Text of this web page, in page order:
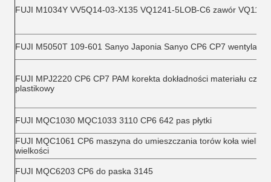
FUJI M1034Y VV5Q14-03-X135 VQ1241-5LOB-C6 zawór
FUJI M5050T 109-601 Sanyo Japonia Sanyo CP6 CP7 wentylator
FUJI MPJ2220 CP6 CP7 PAM korekta dokładności materiału
plastikowy
FUJI MQC1030 MQC1033 3110 CP6 642 pas płytki
FUJI MQC1061 CP6 maszyna do umieszczania torów koła
wielkości
FUJI MQC6203 CP6 do paska 3145